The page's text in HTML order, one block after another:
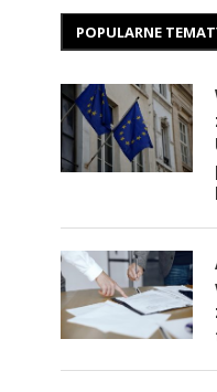
POPULARNE